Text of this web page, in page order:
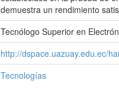
demuestra un rendimiento
Tecnólogo Superior en
http://dspace.uazuay.edu.ec/
Tecnologías